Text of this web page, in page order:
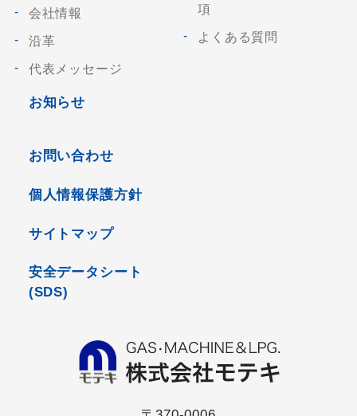
会社情報
沿革
代表メッセージ
お知らせ
項
よくある質問
お問い合わせ
個人情報保護方針
サイトマップ
安全データシート
(SDS)